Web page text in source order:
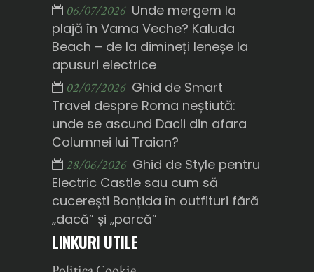
06/07/2026 Unde mergem la
plajă în Vama Veche? Kaluda
Beach – de la dimineți leneșe la
apusuri electrice
02/07/2026 Ghid de Smart
Travel despre Roma neștiută:
unde se ascund Dacii din afara
Columnei lui Traian?
28/06/2026 Ghid de Style pentru
Electric Castle sau cum să
cucerești Bonțida în outfituri fără
„dacă” și „parcă”
LINKURI UTILE